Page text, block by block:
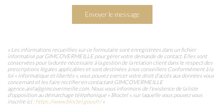
Envoyer le message
« Les informations recueillies sur ce formulaire sont enregistrées dans un fichier
informatisé par GIMCOVERMEILLE pour gérer votre demande de contact. Elles sont
conservées pour la durée nécessaire à la gestion de la relation client dans le respect des
prescriptions légales applicables et sont destinées à nos conseillers Conformément à la
loi « informatique et libertés », vous pouvez exercer votre droit d'accès aux données vous
concernant et les faire rectifier en contactant GIMCOVERMEILLE
agence.aisfa@gimcovermeille.com. Nous vous informons de l'existence de la liste
d'opposition au démarchage téléphonique « Bloctel », sur laquelle vous pouvez vous
inscrire ici : https://www.bloctel.gouv.fr/»